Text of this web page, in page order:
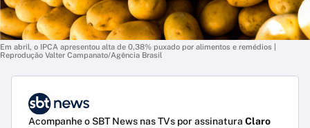
Em abril, o IPCA apresentou alta de 0,38% puxado por alimentos e remédios |
Reprodução Valter Campanato/Agência Brasil
Acompanhe o SBT News nas TVs por assinatura Claro